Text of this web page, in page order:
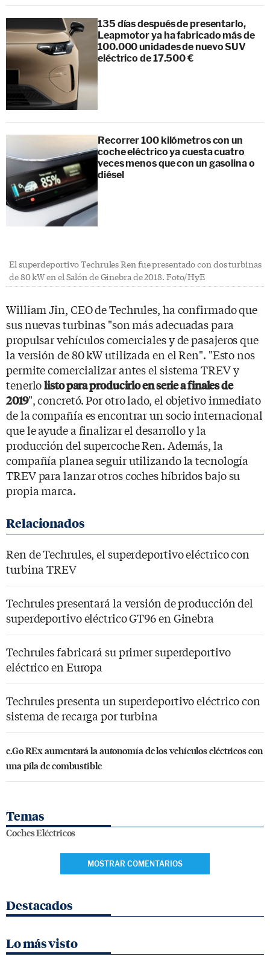
135 días después de presentarlo,
Leapmotor ya ha fabricado más de
100.000 unidades de nuevo SUV
eléctrico de 17.500 €
Recorrer 100 kilómetros con un
coche eléctrico ya cuesta cuatro
veces menos que con un gasolina o
diésel
El superdeportivo Techrules Ren fue presentado con dos turbinas
de 80 kW en el Salón de Ginebra de 2018. Foto/HyE
William Jin, CEO de Techrules, ha confirmado que
sus nuevas turbinas "son más adecuadas para
propulsar vehículos comerciales y de pasajeros que
la versión de 80 kW utilizada en el Ren". "Esto nos
permite comercializar antes el sistema TREV y
tenerlolisto para producirlo en serie a finales de
2019", concretó. Por otro lado, el objetivo inmediato
de la compañía es encontrar un socio internacional
que le ayude a finalizar el desarrollo y la
producción del supercoche Ren. Además, la
compañía planea seguir utilizando la tecnología
TREV para lanzar otros coches híbridos bajo su
propia marca.
Ren de Techrules, el superdeportivo eléctrico con
turbina TREV
Techrules presentará la versión de producción del
superdeportivo eléctrico GT96 en Ginebra
Techrules fabricará su primer superdeportivo
eléctrico en Europa
Techrules presenta un superdeportivo eléctrico con
sistema de recarga por turbina
e.Go REx aumentará la autonomía de los vehículos eléctricos con
una pila de combustible
Temas
Coches Eléctricos
MOSTRAR COMENTARIOS
Destacados
Lo más visto